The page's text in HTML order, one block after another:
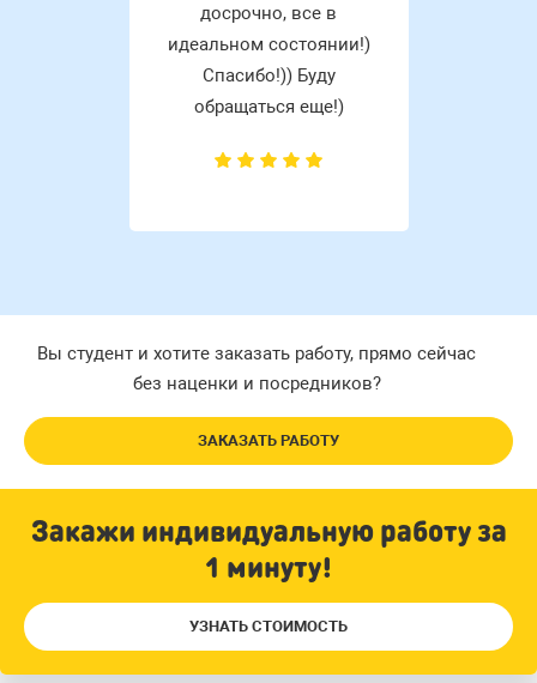
досрочно, все в
идеальном состоянии!)
Спасибо!)) Буду
обращаться еще!)
Вы студент и хотите заказать работу, прямо сейчас
без наценки и посредников?
ЗАКАЗАТЬ РАБОТУ
Закажи индивидуальную работу за
1 минуту!
УЗНАТЬ СТОИМОСТЬ